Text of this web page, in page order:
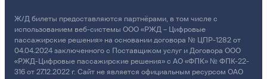
Ж/Д билеты предоставляются партнёрами, в том числе с
использованием веб-системы ООО «РЖД – Цифровые
пассажирские решения» на основании договора № ЦПР-1282 от
04.04.2024 заключенного с Поставщиком услуг и Договора ООО
«РЖД-Цифровые пассажирские решения» с АО «ФПК» № ФПК-22-
316 от 27.12.2022 г. Сайт не является официальным ресурсом ОАО